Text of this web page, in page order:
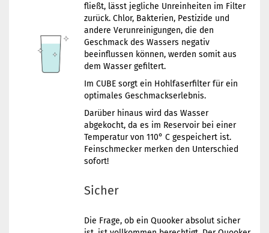
fließt, lässt jegliche Unreinheiten im Filter
zurück. Chlor, Bakterien, Pestizide und
andere Verunreinigungen, die den
Geschmack des Wassers negativ
beeinflussen können, werden somit aus
dem Wasser gefiltert.
Im CUBE sorgt ein Hohlfaserfilter für ein
optimales Geschmackserlebnis.
Darüber hinaus wird das Wasser
abgekocht, da es im Reservoir bei einer
Temperatur von 110° C gespeichert ist.
Feinschmecker merken den Unterschied
sofort!
Sicher
Die Frage, ob ein Quooker absolut sicher